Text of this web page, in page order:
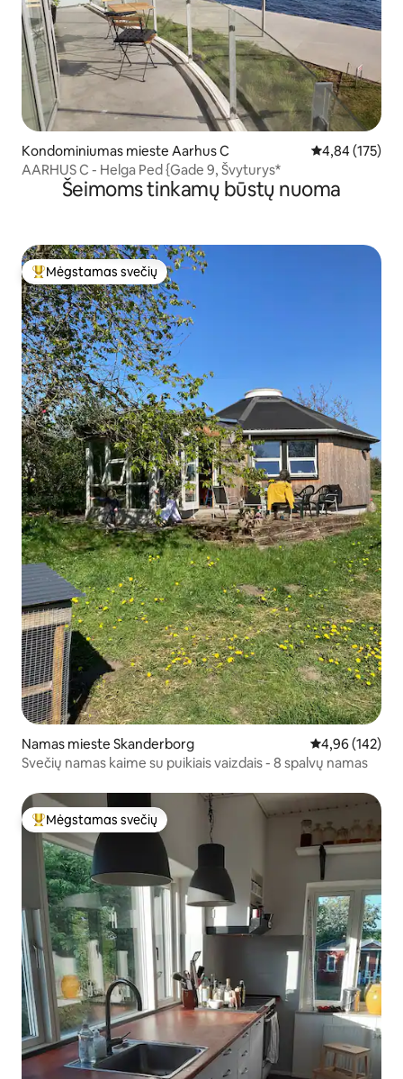
Kondominiumas mieste Aarhus C Vidutinis
4,84 (175)
AARHUS C - Helga Ped {Gade 9, Švyturys*
Šeimoms tinkamų būstų nuoma
Svečių mėgstamiausias
Mėgstamas svečių
Namas mieste Skanderborg Vidutinis
4,96 (142)
Svečių namas kaime su puikiais vaizdais - 8 spalvų namas
Svečių mėgstamiausias
Mėgstamas svečių